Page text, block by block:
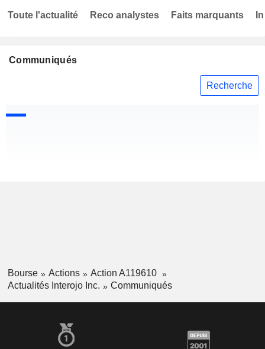
Communiqués
Recherche
Toute l'actualité Reco analystes Faits marquants
Bourse Actions
Action A119610
Actualités Interojo Inc.
Communiqués